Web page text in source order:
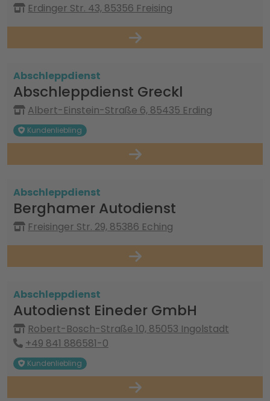
Erdinger Str. 43, 85356 Freising
Abschleppdienst
Abschleppdienst Greckl
Albert-Einstein-Straße 6, 85435 Erding
Kundenliebling
Abschleppdienst
Berghamer Autodienst
Freisinger Str. 29, 85386 Eching
Abschleppdienst
Autodienst Eineder GmbH
Robert-Bosch-Straße 10, 85053 Ingolstadt
+49 841 886581-0
Kundenliebling